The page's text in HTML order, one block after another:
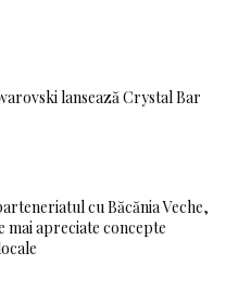
lansează Crystal Bar
cu Băcănia Veche,
mai apreciate concepte